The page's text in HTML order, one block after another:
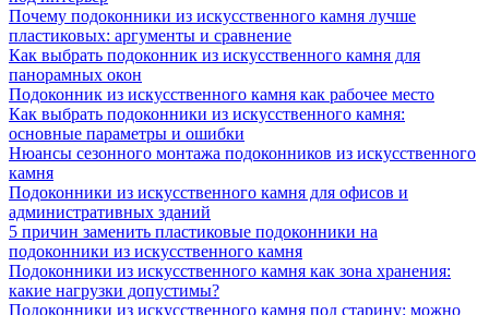
Почему подоконники из искусственного камня лучше
пластиковых: аргументы и сравнение
Как выбрать подоконник из искусственного камня для
панорамных окон
Подоконник из искусственного камня как рабочее место
Как выбрать подоконники из искусственного камня:
основные параметры и ошибки
Нюансы сезонного монтажа подоконников из искусственного
камня
Подоконники из искусственного камня для офисов и
административных зданий
5 причин заменить пластиковые подоконники на
подоконники из искусственного камня
Подоконники из искусственного камня как зона хранения:
какие нагрузки допустимы?
Подоконники из искусственного камня под старину: можно